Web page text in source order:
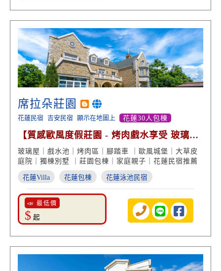
席拉朵莊園
花蓮民宿 吉安民宿 顯示在地圖上 花蓮30人包棟
【質感歐風度假莊園 - 烤肉戲水享受 玻璃屋
美景】
玻璃屋｜戲水池｜烤肉區｜腳踏車 ｜歐風城堡｜大草皮
庭院｜獨棟別墅 ｜莊園包棟｜家庭親子｜花蓮民宿推薦
花蓮Villa 花蓮包棟 花蓮泳池民宿
📣 最低價
$ 起